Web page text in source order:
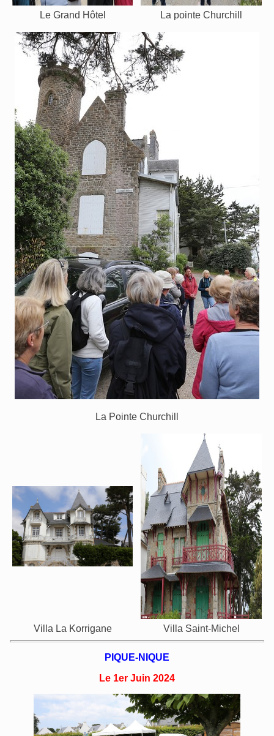
Le Grand Hôtel La pointe Churchill
La Pointe Churchill
Villa La Korrigane Villa Saint-Michel
PIQUE-NIQUE
Le 1er Juin 2024